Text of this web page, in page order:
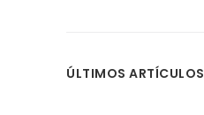
ÚLTIMOS ARTÍCULOS